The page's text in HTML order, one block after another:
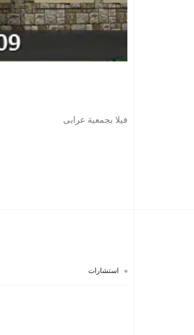
فيلا بجمعية عرابى
استشارات